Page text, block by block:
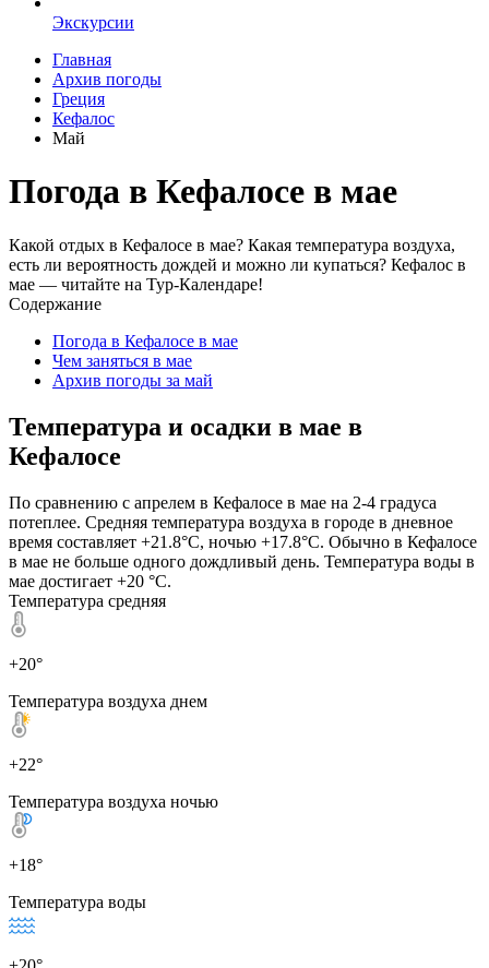
Экскурсии
Главная
Архив погоды
Греция
Кефалос
Май
Погода в Кефалосе в мае
Какой отдых в Кефалосе в мае? Какая температура воздуха,
есть ли вероятность дождей и можно ли купаться? Кефалос в
мае — читайте на Тур-Календаре!
Содержание
Погода в Кефалосе в мае
Чем заняться в мае
Архив погоды за май
Температура и осадки в мае в
Кефалосе
По сравнению с апрелем в Кефалосе в мае на 2-4 градуса
потеплее. Средняя температура воздуха в городе в дневное
время составляет +21.8°C, ночью +17.8°C. Обычно в Кефалосе
в мае не больше одного дождливый день. Температура воды в
мае достигает +20 °C.
Температура средняя
+20°
Температура воздуха днем
+22°
Температура воздуха ночью
+18°
Температура воды